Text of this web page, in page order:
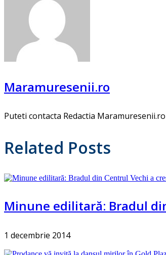
Maramuresenii.ro
Puteti contacta Redactia
Related Posts
Minune edilitară: Bradul
1 decembrie 2014